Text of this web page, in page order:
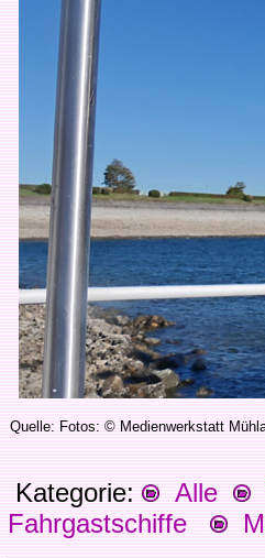
Quelle: Fotos: © Medienwerkstatt
Kategorie: Alle
Fahrgastschiffe